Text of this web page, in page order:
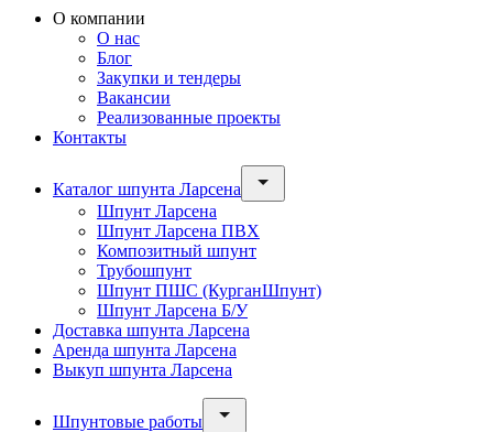
О компании
О нас
Блог
Закупки и тендеры
Вакансии
Реализованные проекты
Контакты
Каталог шпунта Ларсена
Шпунт Ларсена
Шпунт Ларсена ПВХ
Композитный шпунт
Трубошпунт
Шпунт ПШС (КурганШпунт)
Шпунт Ларсена Б/У
Доставка шпунта Ларсена
Аренда шпунта Ларсена
Выкуп шпунта Ларсена
Шпунтовые работы